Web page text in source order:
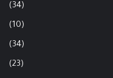
(34)
(10)
(34)
(23)